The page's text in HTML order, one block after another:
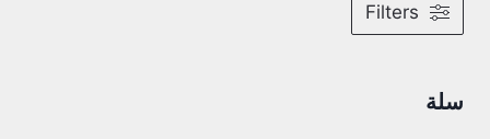
Filters
سلة